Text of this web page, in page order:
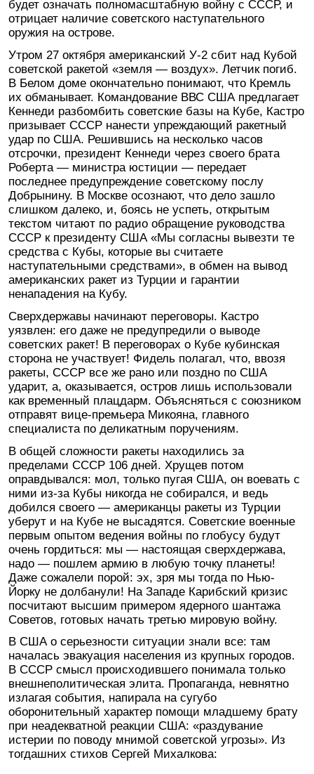
будет означать полномасштабную войну с СССР, и
отрицает наличие советского наступательного
оружия на острове.
Утром 27 октября американский У-2 сбит над Кубой
советской ракетой «земля — воздух». Летчик погиб.
В Белом доме окончательно понимают, что Кремль
их обманывает. Командование ВВС США предлагает
Кеннеди разбомбить советские базы на Кубе, Кастро
призывает СССР нанести упреждающий ракетный
удар по США. Решившись на несколько часов
отсрочки, президент Кеннеди через своего брата
Роберта — министра юстиции — передает
последнее предупреждение советскому послу
Добрынину. В Москве осознают, что дело зашло
слишком далеко, и, боясь не успеть, открытым
текстом читают по радио обращение руководства
СССР к президенту США «Мы согласны вывезти те
средства с Кубы, которые вы считаете
наступательными средствами», в обмен на вывод
американских ракет из Турции и гарантии
ненападения на Кубу.
Сверхдержавы начинают переговоры. Кастро
уязвлен: его даже не предупредили о выводе
советских ракет! В переговорах о Кубе кубинская
сторона не участвует! Фидель полагал, что, ввозя
ракеты, СССР все же рано или поздно по США
ударит, а, оказывается, остров лишь использовали
как временный плацдарм. Объясняться с союзником
отправят вице-премьера Микояна, главного
специалиста по деликатным поручениям.
В общей сложности ракеты находились за
пределами СССР 106 дней. Хрущев потом
оправдывался: мол, только пугая США, он воевать с
ними из-за Кубы никогда не собирался, и ведь
добился своего — американцы ракеты из Турции
уберут и на Кубе не высадятся. Советские военные
первым опытом ведения войны по глобусу будут
очень гордиться: мы — настоящая сверхдержава,
надо — пошлем армию в любую точку планеты!
Даже сожалели порой: эх, зря мы тогда по Нью-
Йорку не долбанули! На Западе Карибский кризис
посчитают высшим примером ядерного шантажа
Советов, готовых начать третью мировую войну.
В США о серьезности ситуации знали все: там
началась эвакуация населения из крупных городов.
В СССР смысл происходившего понимала только
внешнеполитическая элита. Пропаганда, невнятно
излагая события, напирала на сугубо
оборонительный характер помощи младшему брату
при неадекватной реакции США: «раздувание
истерии по поводу мнимой советской угрозы». Из
тогдашних стихов Сергей Михалкова: